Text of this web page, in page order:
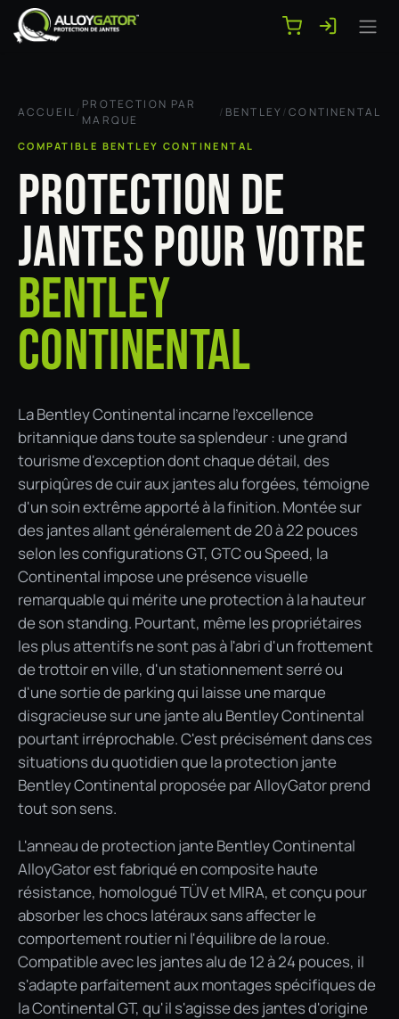
Se rendre au contenu
ACCUEIL/
PROTECTION PAR
MARQUE
/ BENTLEY/CONTINENTAL
COMPATIBLE BENTLEY CONTINENTAL
PROTECTION DE
JANTES POUR VOTRE
BENTLEY
CONTINENTAL
La Bentley Continental incarne l'excellence
britannique dans toute sa splendeur : une grand
tourisme d'exception dont chaque détail, des
surpiqûres de cuir aux jantes alu forgées, témoigne
d'un soin extrême apporté à la finition. Montée sur
des jantes allant généralement de 20 à 22 pouces
selon les configurations GT, GTC ou Speed, la
Continental impose une présence visuelle
remarquable qui mérite une protection à la hauteur
de son standing. Pourtant, même les propriétaires
les plus attentifs ne sont pas à l'abri d'un frottement
de trottoir en ville, d'un stationnement serré ou
d'une sortie de parking qui laisse une marque
disgracieuse sur une jante alu Bentley Continental
pourtant irréprochable. C'est précisément dans ces
situations du quotidien que la protection jante
Bentley Continental proposée par AlloyGator prend
tout son sens.
L'anneau de protection jante Bentley Continental
AlloyGator est fabriqué en composite haute
résistance, homologué TÜV et MIRA, et conçu pour
absorber les chocs latéraux sans affecter le
comportement routier ni l'équilibre de la roue.
Compatible avec les jantes alu de 12 à 24 pouces, il
s'adapte parfaitement aux montages spécifiques de
la Continental GT, qu'il s'agisse des jantes d'origine